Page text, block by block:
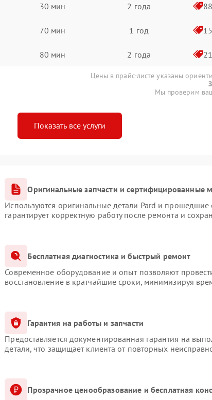
30 мин 2 года
70 мин 1 год
80 мин 2 года
Цены в прайс-листе указаны
Мы проверим
Показать все услуги
Оригинальные запчасти и сертифицированные
Используются оригинальные детали Pard и
гарантирует корректную работу после ремонта и
Бесплатная диагностика и быстрый ремонт
Современное оборудование и опыт позволяют
восстановление в кратчайшие сроки, минимизируя
Гарантия на работы и запчасти
Предоставляется документированная гарантия на
детали, что защищает клиента от повторных
Прозрачное ценообразование и бесплатная